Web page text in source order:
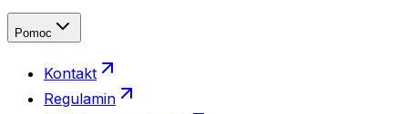
Pomoc
Kontakt
Regulamin